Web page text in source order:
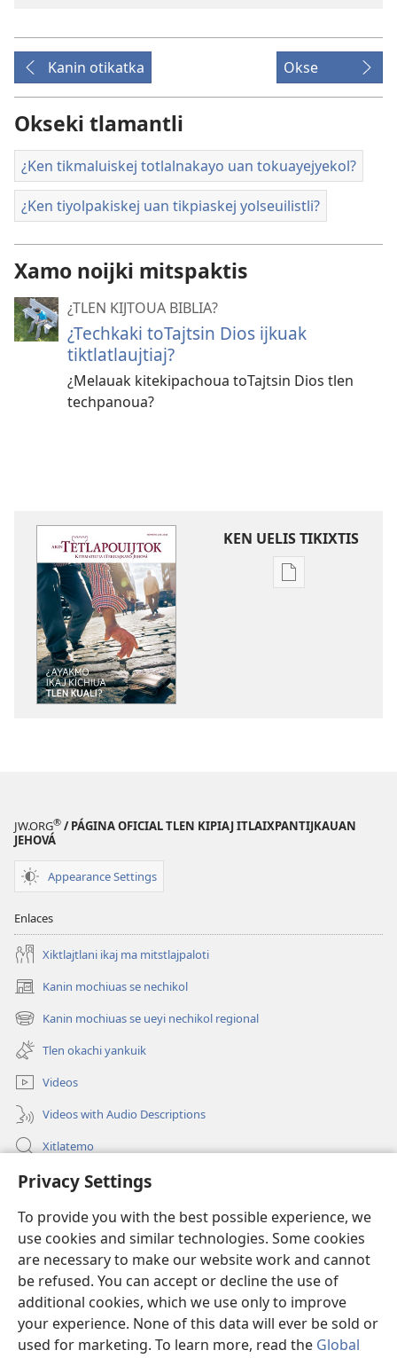
Privacy Settings
To provide you with the best possible experience, we
use cookies and similar technologies. Some cookies
are necessary to make our website work and cannot
be refused. You can accept or decline the use of
additional cookies, which we use only to improve
your experience. None of this data will ever be sold or
used for marketing. To learn more, read the Global
Kanin otikatka Okse
Okseki tlamantli
¿Ken tikmaluiskej totlalnakayo uan tokuayejyekol?
¿Ken tiyolpakiskej uan tikpiaskej yolseuilistli?
Xamo noijki mitspaktis
¿TLEN KIJTOUA BIBLIA?
¿Techkaki toTajtsin Dios ijkuak
tiktlatlaujtiaj?
¿Melauak kitekipachoua toTajtsin Dios tlen
techpanoua?
KEN UELIS TIKIXTIS
Xikinkixti
JW.ORG® / PÁGINA OFICIAL TLEN KIPIAJ ITLAIXPANTIJKAUAN
JEHOVÁ
Appearance Settings
Enlaces
Xiktlajtlani ikaj ma mitstlajpaloti
Kanin mochiuas se nechikol
(xiktlapo
okse
ventana)
Kanin mochiuas se ueyi nechikol regional
(xiktlapo
okse
ventana)
Tlen okachi yankuik
Videos
Videos with Audio Descriptions
Xitlatemo
Tlapaleuilistli
Donaciones
(xiktlapo
okse
ventana)AMATLAJKUILOLMEJ ITECH INTERNET Watchtower™
(xiktlapo
okse
JW Hub ®
(xiktlapo
okse
ventana)